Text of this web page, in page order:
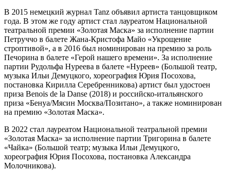
В 2015 немецкий журнал Tanz объявил артиста танцовщиком
года. В этом же году артист стал лауреатом Национальной
театральной премии «Золотая Маска» за исполнение партии
Петруччо в балете Жана-Кристофа Майо «Укрощение
строптивой», а в 2016 был номинирован на премию за роль
Печорина в балете «Герой нашего времени». За исполнение
партии Рудольфа Нуреева в балете «Нуреев» (Большой театр,
музыка Ильи Демуцкого, хореография Юрия Посохова,
постановка Кирилла Серебренникова) артист был удостоен
приза Benois de la Danse (2018) и российско-итальянского
приза «Бенуа/Мясин Москва/Позитано», а также номинирован
на премию «Золотая Маска».
В 2022 стал лауреатом Национальной театральной премии
«Золотая Маска» за исполнение партии Тригорина в балете
«Чайка» (Большой театр; музыка Ильи Демуцкого,
хореография Юрия Посохова, постановка Александра
Молочникова).